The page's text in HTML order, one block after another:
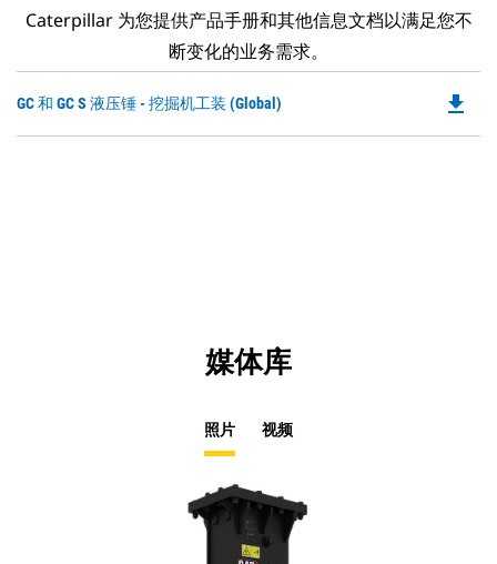
Caterpillar 为您提供产品手册和其他信息文档以满足您不
断变化的业务需求。
GC 和 GC S 液压锤 - 挖掘机工装 (Global) file_download
媒体库
照片 视频